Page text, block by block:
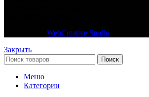
WebCreative Studio
Закрыть
Поиск
Меню
Категории